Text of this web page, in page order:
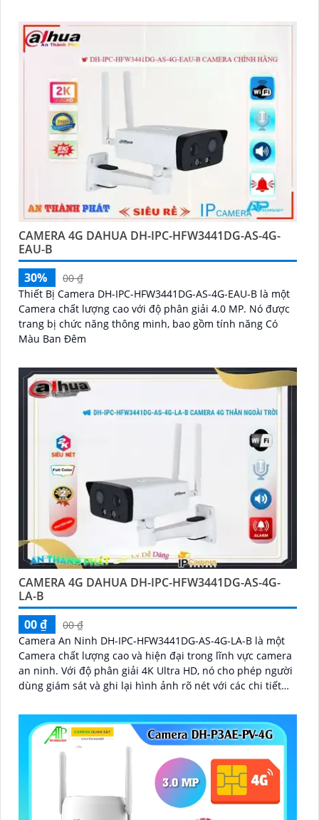
CAMERA 4G DAHUA DH-IPC-HFW3441DG-AS-4G-
EAU-B
30%
00 ₫
Thiết Bị Camera DH-IPC-HFW3441DG-AS-4G-EAU-B là một
Camera chất lượng cao với độ phân giải 4.0 MP. Nó được
trang bị chức năng thông minh, bao gồm tính năng Có
Màu Ban Đêm
CAMERA 4G DAHUA DH-IPC-HFW3441DG-AS-4G-
LA-B
00 ₫
00 ₫
Camera An Ninh DH-IPC-HFW3441DG-AS-4G-LA-B là một
Camera chất lượng cao và hiện đại trong lĩnh vực camera
an ninh. Với độ phân giải 4K Ultra HD, nó cho phép người
dùng giám sát và ghi lại hình ảnh rõ nét với các chi tiết